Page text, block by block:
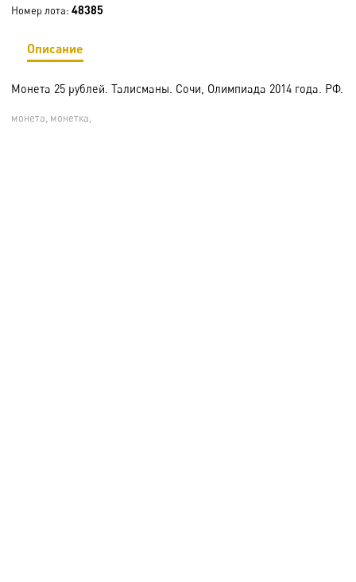
Номер лота: 48385
Описание
Монета 25 рублей. Талисманы. Сочи, Олимпиада 2014 года. РФ.
монета, монетка,